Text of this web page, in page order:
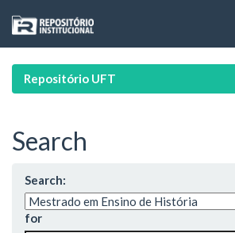
navigation
Repositório UFT
Search
Search:
for